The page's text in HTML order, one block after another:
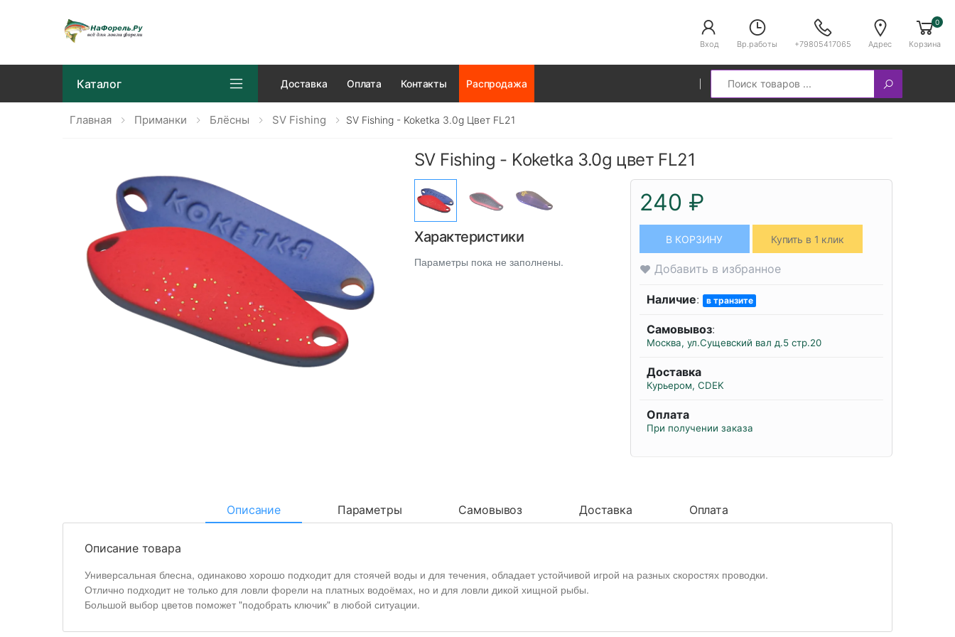
Вход Вр.работы +79805417065 Адрес
0
Корзина
Каталог Доставка Оплата Контакты Распродажа
Search
Главная Приманки Блёсны SV Fishing SV Fishing - Koketka 3.0g Цвет FL21
SV Fishing - Koketka 3.0g цвет FL21
Характеристики
Параметры пока не заполнены.
240 ₽
В КОРЗИНУ Купить в 1 клик
Добавить в избранное
Наличие: в транзите
Самовывоз:
Москва, ул.Сущевский вал д.5 стр.20
Доставка
Курьером, CDEK
Оплата
При получении заказа
Описание Параметры Самовывоз Доставка Оплата
Описание товара
Универсальная блесна, одинаково хорошо подходит для стоячей воды и для течения, обладает устойчивой игрой на разных скоростях проводки.
Отлично подходит не только для ловли форели на платных водоёмах, но и для ловли дикой хищной рыбы.
Большой выбор цветов поможет "подобрать ключик" в любой ситуации.